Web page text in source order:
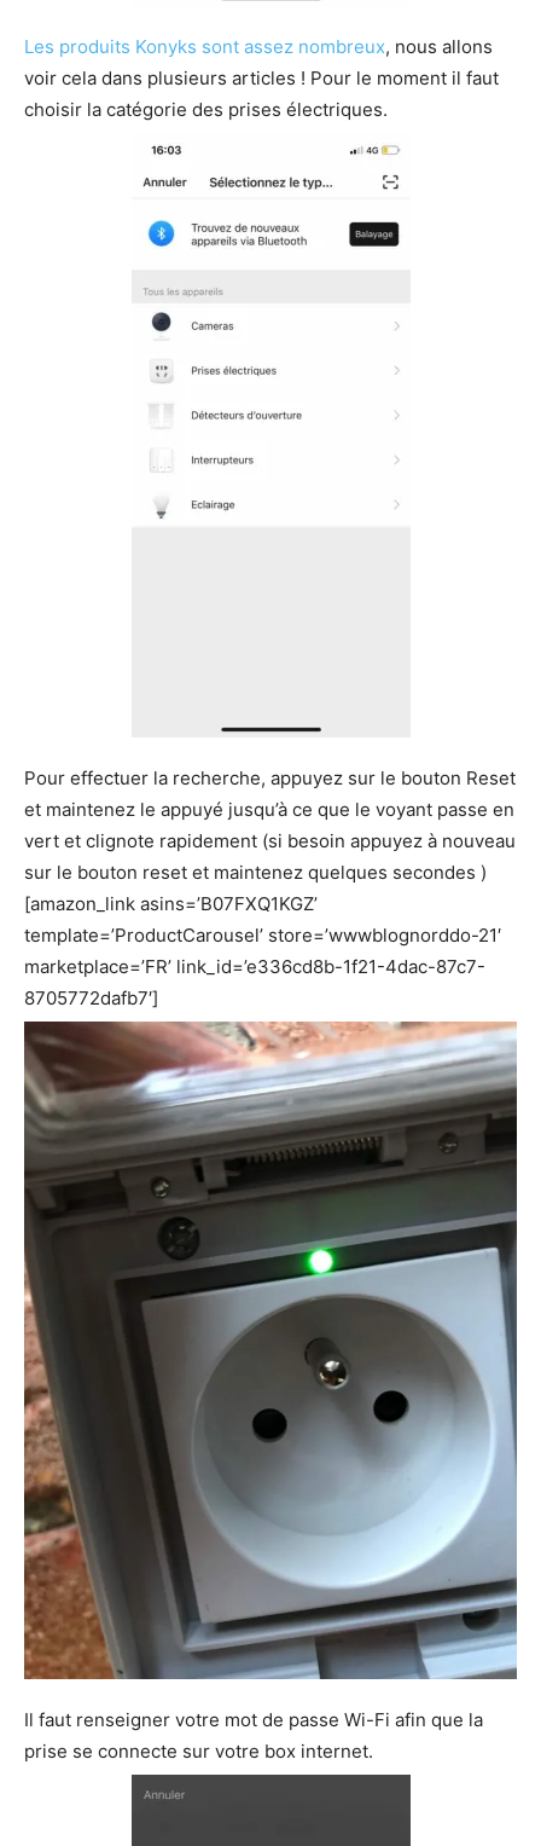
Les produits Konyks sont assez nombreux, nous allons
voir cela dans plusieurs articles ! Pour le moment il faut
choisir la catégorie des prises électriques.
Pour effectuer la recherche, appuyez sur le bouton Reset
et maintenez le appuyé jusqu’à ce que le voyant passe en
vert et clignote rapidement (si besoin appuyez à nouveau
sur le bouton reset et maintenez quelques secondes )
[amazon_link asins=’B07FXQ1KGZ’
template=’ProductCarousel’ store=’wwwblognorddo-21′
marketplace=’FR’ link_id=’e336cd8b-1f21-4dac-87c7-
8705772dafb7′]
Il faut renseigner votre mot de passe Wi-Fi afin que la
prise se connecte sur votre box internet.